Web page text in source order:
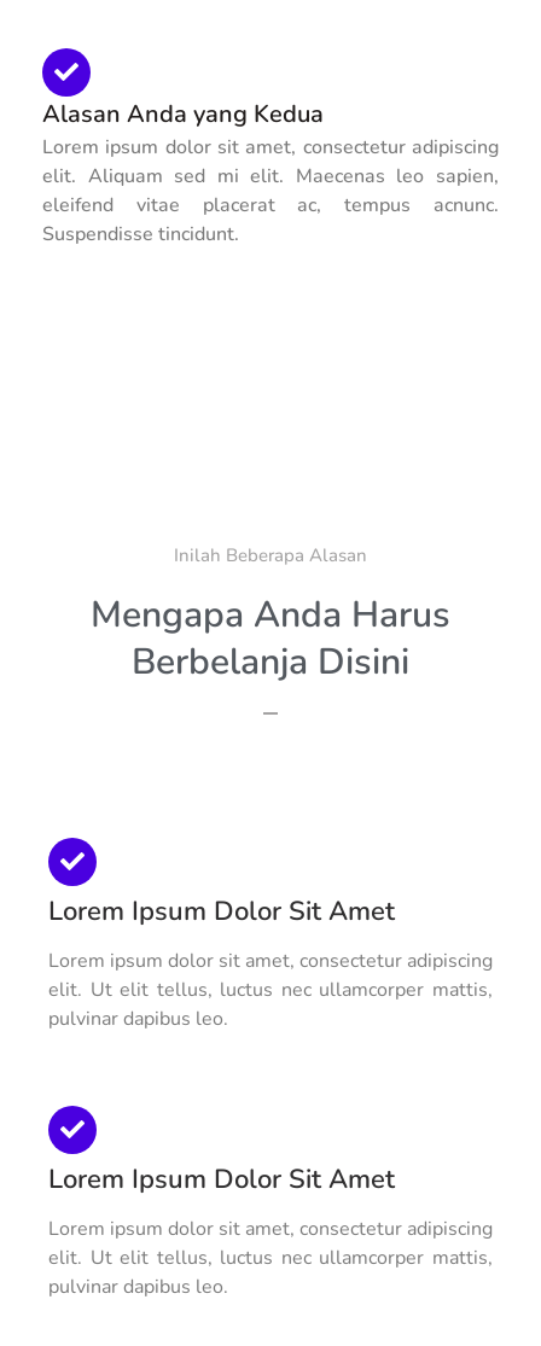
Alasan Anda yang Kedua
Lorem ipsum dolor sit amet, consectetur adipiscing
elit. Aliquam sed mi elit. Maecenas leo sapien,
eleifend vitae placerat ac, tempus acnunc.
Suspendisse tincidunt.
Inilah Beberapa Alasan
Mengapa Anda Harus
Berbelanja Disini
Lorem Ipsum Dolor Sit Amet
Lorem ipsum dolor sit amet, consectetur adipiscing
elit. Ut elit tellus, luctus nec ullamcorper mattis,
pulvinar dapibus leo.
Lorem Ipsum Dolor Sit Amet
Lorem ipsum dolor sit amet, consectetur adipiscing
elit. Ut elit tellus, luctus nec ullamcorper mattis,
pulvinar dapibus leo.